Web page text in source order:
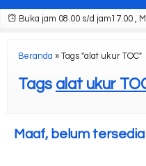
Buka jam 08.00 s/d jam17.00 ,
Beranda » Tags "alat ukur TOC"
Tags alat ukur
Maaf, belum